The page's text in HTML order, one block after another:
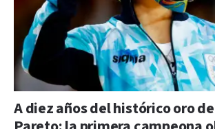
A diez años del histórico oro